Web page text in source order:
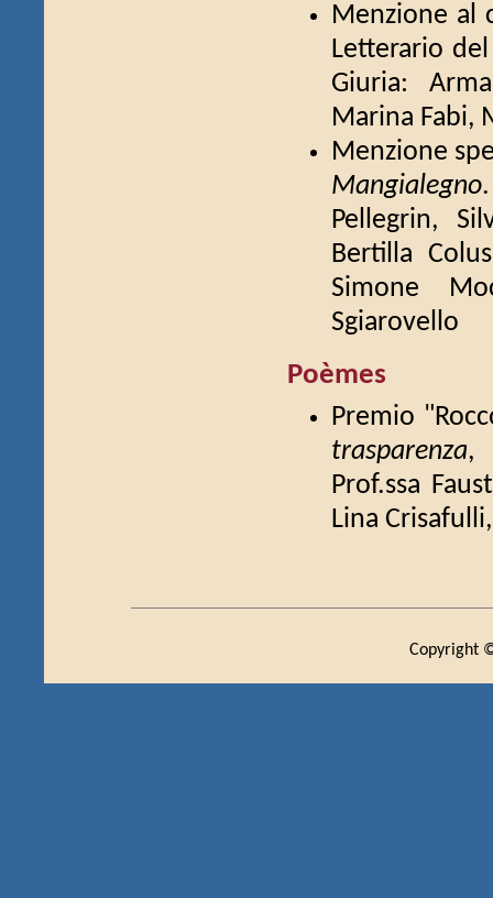
Menzione al
Letterario
Giuria:
Marina Fabi,
Menzione
Mangialegno
Pellegrin,
Bertilla
Simone
Sgiarovello
Poèmes
Premio
trasparenza,
Prof.ssa
Lina
Copyright